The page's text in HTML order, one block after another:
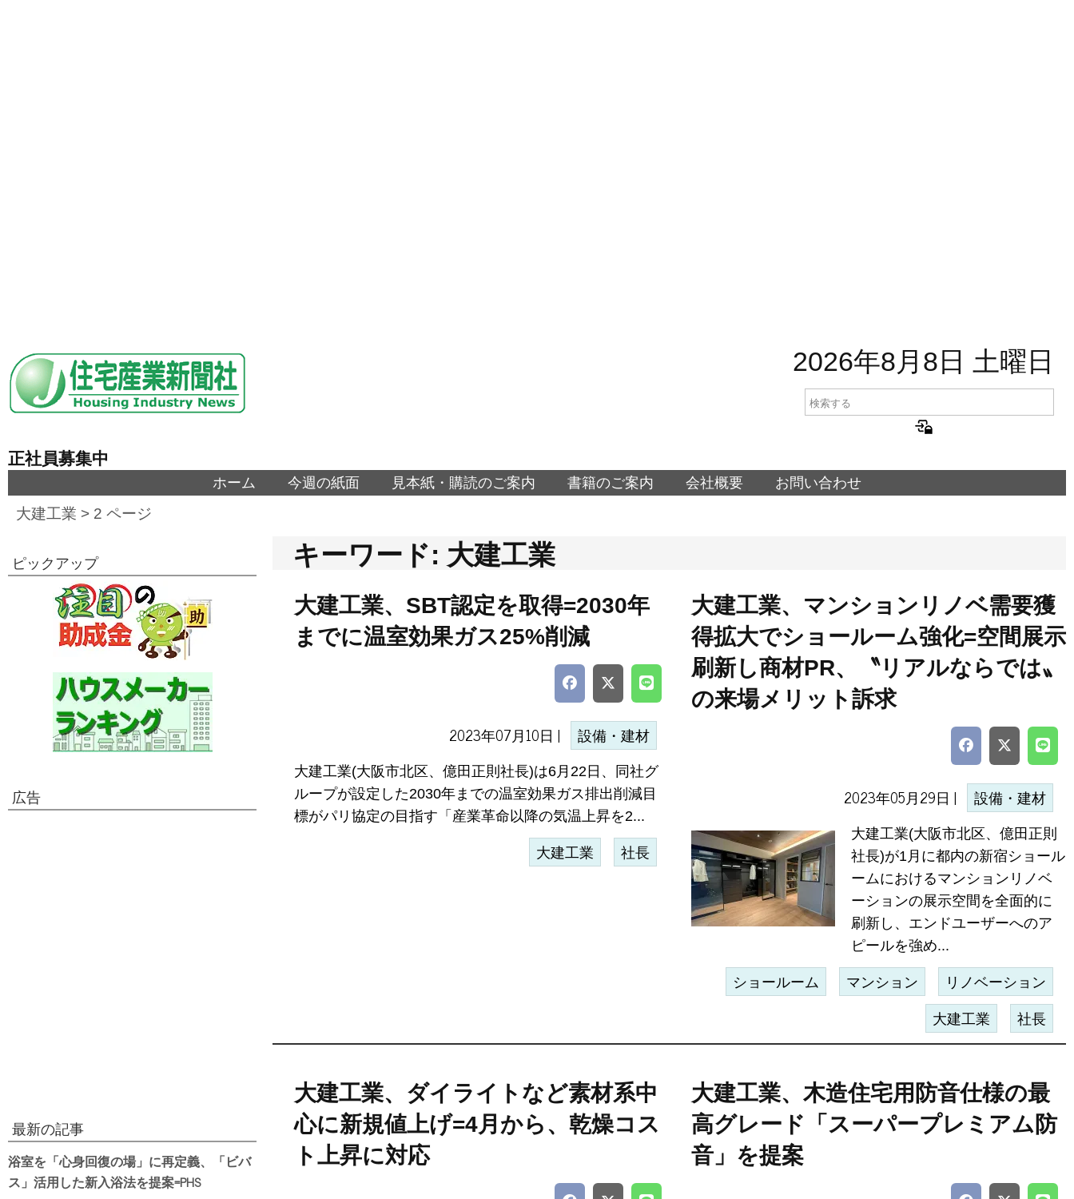
2026年8月8日 土曜日
正社員募集中
ホーム 今週の紙面 見本紙・購読のご案内 書籍のご案内 会社概要 お問い合わせ
大建工業 > 2 ページ
キーワード: 大建工業
大建工業、SBT認定を取得=2030年
までに温室効果ガス25%削減
2023年07月10日 | 設備・建材
大建工業(大阪市北区、億田正則社長)は6月22日、同社グ
ループが設定した2030年までの温室効果ガス排出削減目
標がパリ協定の目指す「産業革命以降の気温上昇を2...
大建工業 社長
大建工業、マンションリノベ需要獲
得拡大でショールーム強化=空間展示
刷新し商材PR、〝リアルならでは〟
の来場メリット訴求
2023年05月29日 | 設備・建材
大建工業(大阪市北区、億田正則
社長)が1月に都内の新宿ショール
ームにおけるマンションリノベ
ーションの展示空間を全面的に
刷新し、エンドユーザーへのア
ピールを強め...
ショールーム マンション リノベーション
大建工業 社長
大建工業、ダイライトなど素材系中
心に新規値上げ=4月から、乾燥コス
ト上昇に対応
大建工業、木造住宅用防音仕様の最
高グレード「スーパープレミアム防
音」を提案
ピックアップ
広告
最新の記事
浴室を「心身回復の場」に再定義、「ビバ
ス」活用した新入浴法を提案=PHS